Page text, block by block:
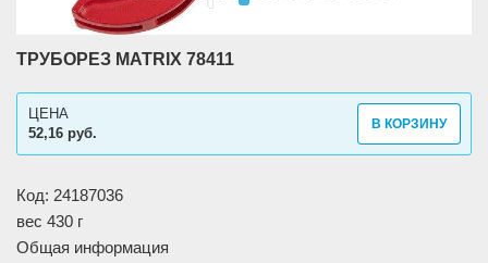
ТРУБОРЕЗ MATRIX 78411
52,16 руб.
ЦЕНА
В КОРЗИНУ
Код: 24187036
вес 430 г
Общая информация